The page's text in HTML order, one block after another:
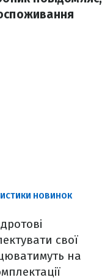
НОВИНОК
свої
на